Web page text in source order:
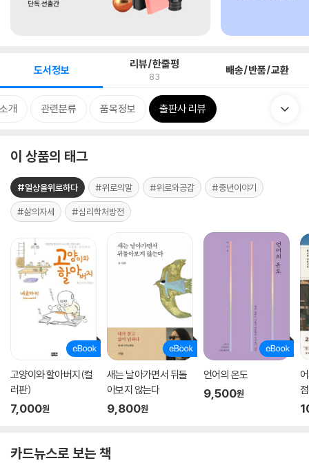
도서정보 리뷰/한줄평
83 배송/반품/교환
개 관련분류 품목정보 출판사 리뷰
이 상품의 태그
#일상을위로하다 #위로의말 #위로와공감 #중년이야기
#삶의자세 #심리학처방전
고양이와 할아버지(컬
러판)
7,000원
새는 날아가면서 뒤돌
아보지 않는다
9,800원
언어의 온도
9,500원
카드뉴스로 보는 책